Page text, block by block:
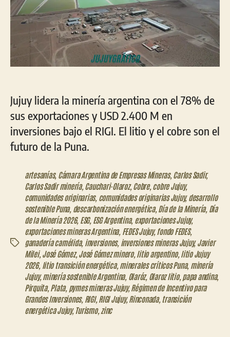
Jujuy lidera la minería argentina con el 78% de
sus exportaciones y USD 2.400 M en
inversiones bajo el RIGI. El litio y el cobre son el
futuro de la Puna.
Etiquetas
artesanías, Cámara Argentina de Empresas Mineras, Carlos Sadir,
Carlos Sadir minería, Cauchari-Olaroz, Cobre, cobre Jujuy,
comunidades originarias, comunidades originarias Jujuy,desarrollo
sostenible Puna, descarbonización energética, Día de la Minería, Día
de la Minería 2026, ESG, ESG Argentina, exportaciones Jujuy,
exportaciones mineras Argentina, FEDES Jujuy, fondo FEDES,
ganadería camélida, inversiones, inversiones mineras Jujuy,Javier
Milei, José Gómez, José Gómez minero, litio argentino, litio Jujuy
2026, litio transición energética, minerales críticos Puna, minería
Jujuy,minería sostenible Argentina, Olaróz, Olaroz litio, papa andina,
Pirquita, Plata, pymes mineras Jujuy,Régimen de Incentivo para
Grandes Inversiones, RIGI, RIGI Jujuy,Rinconada, transición
energética Jujuy, Turismo, zinc